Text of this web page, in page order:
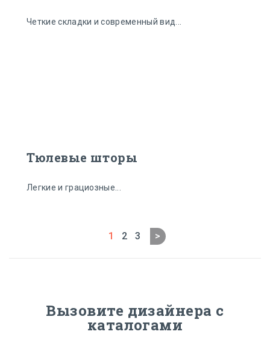
Четкие складки и современный вид...
Тюлевые шторы
Легкие и грациозные...
1 2 3 >
Вызовите дизайнера с
каталогами